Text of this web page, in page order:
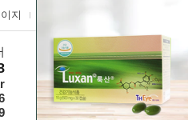
지
0